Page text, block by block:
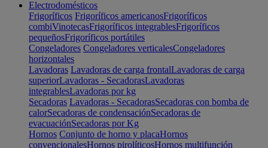
Electrodomésticos
Frigoríficos Frigoríficos americanosFrigoríficos
combiVinotecasFrigoríficos integrablesFrigoríficos
pequeñosFrigoríficos portátiles
Congeladores Congeladores verticalesCongeladores
horizontales
Lavadoras Lavadoras de carga frontalLavadoras de carga
superiorLavadoras - SecadorasLavadoras
integrablesLavadoras por kg
Secadoras Lavadoras - SecadorasSecadoras con bomba de
calorSecadoras de condensaciónSecadoras de
evacuaciónSecadoras por Kg
Hornos Conjunto de horno y placaHornos
convencionalesHornos pirolíticosHornos multifunción